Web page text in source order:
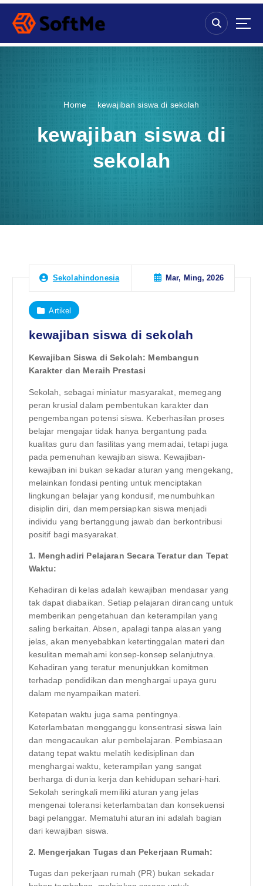
S
p
Home kewajiban siswa di sekolah
kewajiban siswa di
sekolah
Sekolahindonesia Mar, Ming, 2026
Artikel
kewajiban siswa di sekolah
Kewajiban Siswa di Sekolah: Membangun
Karakter dan Meraih Prestasi
Sekolah, sebagai miniatur masyarakat, memegang
peran krusial dalam pembentukan karakter dan
pengembangan potensi siswa. Keberhasilan proses
belajar mengajar tidak hanya bergantung pada
kualitas guru dan fasilitas yang memadai, tetapi juga
pada pemenuhan kewajiban siswa. Kewajiban-
kewajiban ini bukan sekadar aturan yang mengekang,
melainkan fondasi penting untuk menciptakan
lingkungan belajar yang kondusif, menumbuhkan
disiplin diri, dan mempersiapkan siswa menjadi
individu yang bertanggung jawab dan berkontribusi
positif bagi masyarakat.
1. Menghadiri Pelajaran Secara Teratur dan Tepat
Waktu:
Kehadiran di kelas adalah kewajiban mendasar yang
tak dapat diabaikan. Setiap pelajaran dirancang untuk
memberikan pengetahuan dan keterampilan yang
saling berkaitan. Absen, apalagi tanpa alasan yang
jelas, akan menyebabkan ketertinggalan materi dan
kesulitan memahami konsep-konsep selanjutnya.
Kehadiran yang teratur menunjukkan komitmen
terhadap pendidikan dan menghargai upaya guru
dalam menyampaikan materi.
Ketepatan waktu juga sama pentingnya.
Keterlambatan mengganggu konsentrasi siswa lain
dan mengacaukan alur pembelajaran. Pembiasaan
datang tepat waktu melatih kedisiplinan dan
menghargai waktu, keterampilan yang sangat
berharga di dunia kerja dan kehidupan sehari-hari.
Sekolah seringkali memiliki aturan yang jelas
mengenai toleransi keterlambatan dan konsekuensi
bagi pelanggar. Mematuhi aturan ini adalah bagian
dari kewajiban siswa.
2. Mengerjakan Tugas dan Pekerjaan Rumah:
Tugas dan pekerjaan rumah (PR) bukan sekadar